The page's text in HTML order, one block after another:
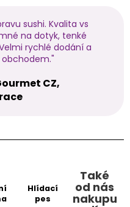
sushi. Kvalita vs
na dotyk, tenké
rychlé dodání a
CZ,
Hlídací
pes
Také
od nás
nakupu